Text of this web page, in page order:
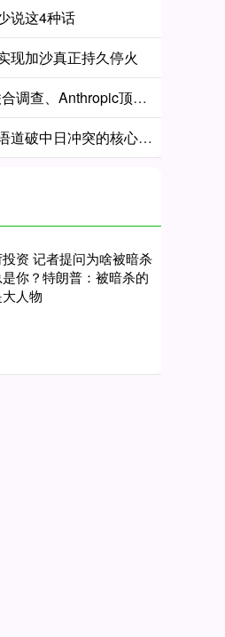
说这4种话
现加沙真正持久停火
天胜资产 OpenAI突遭联合调查、Anthropic顶级模型被叫停，美国AI监管风暴升级
配资伐 西班牙专家曾一语道破中日冲突的核心：中日冲突之所以会爆发，不是日本不
资 记者提问为啥被暗杀
你？特朗普：被暗杀的
人物